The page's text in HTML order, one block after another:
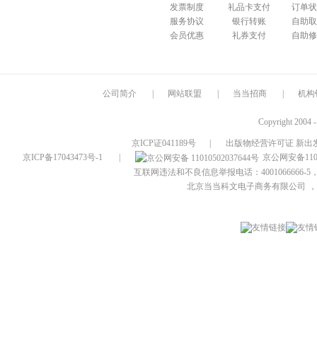
发票制度
服务协议
会员优惠
礼品卡支付
银行转账
礼券支付
订单
自助
自助
公司简介 网站联盟 当当招商 机构
Copyright 2004
京ICP证041189号
出版物经营许可证 新出
京ICP备17043473号-1
京公网安备
互联网违法和不良信息举报电话：4001066666-5
北京当当科文电子商务有限公司